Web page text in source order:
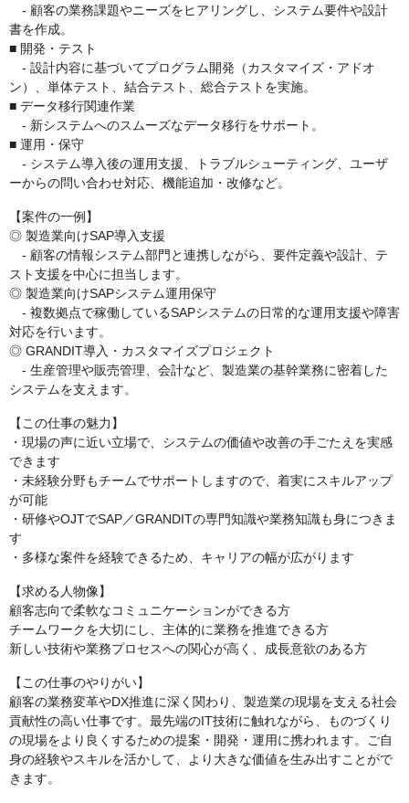
- 顧客の業務課題やニーズをヒアリングし、システム要件や設計
書を作成。
■ 開発・テスト
- 設計内容に基づいてプログラム開発（カスタマイズ・アドオ
ン）、単体テスト、結合テスト、総合テストを実施。
■ データ移行関連作業
- 新システムへのスムーズなデータ移行をサポート。
■ 運用・保守
- システム導入後の運用支援、トラブルシューティング、ユーザ
ーからの問い合わせ対応、機能追加・改修など。
【案件の一例】
◎ 製造業向けSAP導入支援
- 顧客の情報システム部門と連携しながら、要件定義や設計、テ
スト支援を中心に担当します。
◎ 製造業向けSAPシステム運用保守
- 複数拠点で稼働しているSAPシステムの日常的な運用支援や障害
対応を行います。
◎ GRANDIT導入・カスタマイズプロジェクト
- 生産管理や販売管理、会計など、製造業の基幹業務に密着した
システムを支えます。
【この仕事の魅力】
・現場の声に近い立場で、システムの価値や改善の手ごたえを実感
できます
・未経験分野もチームでサポートしますので、着実にスキルアップ
が可能
・研修やOJTでSAP／GRANDITの専門知識や業務知識も身につきま
す
・多様な案件を経験できるため、キャリアの幅が広がります
【求める人物像】
顧客志向で柔軟なコミュニケーションができる方
チームワークを大切にし、主体的に業務を推進できる方
新しい技術や業務プロセスへの関心が高く、成長意欲のある方
【この仕事のやりがい】
顧客の業務変革やDX推進に深く関わり、製造業の現場を支える社会
貢献性の高い仕事です。最先端のIT技術に触れながら、ものづくり
の現場をより良くするための提案・開発・運用に携われます。ご自
身の経験やスキルを活かして、より大きな価値を生み出すことがで
きます。